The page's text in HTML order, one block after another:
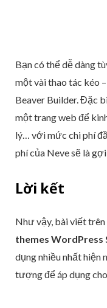
Bạn có thể dễ dàng
một vài thao tác kéo
Beaver Builder. Đặc
một trang web để
lý… với mức chi phí
phí của Neve sẽ là
Lời kết
Như vậy, bài viết
themes WordPress
dụng nhiều nhất hiện
tượng để áp dụng